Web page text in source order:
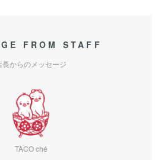
FROM STAFF
長からのメッセージ
TACO ché